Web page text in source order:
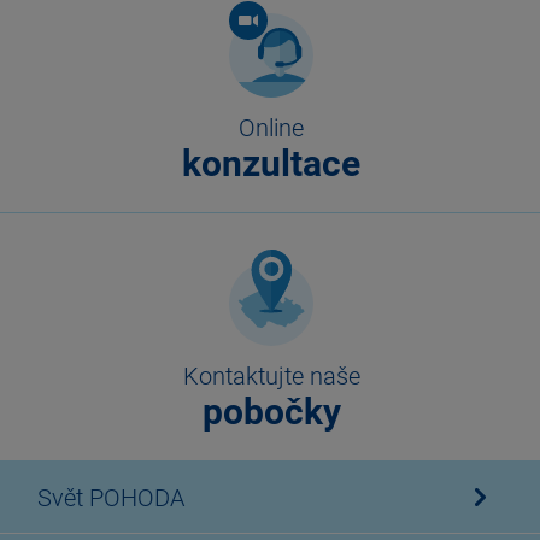
Online
konzultace
Kontaktujte naše
pobočky
Svět POHODA